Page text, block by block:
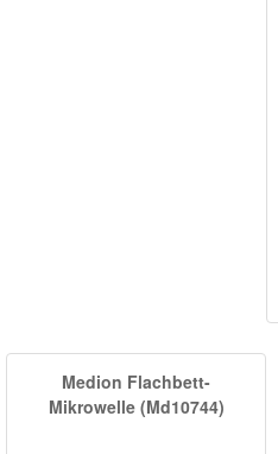
Medion Flachbett-
Mikrowelle (Md10744)